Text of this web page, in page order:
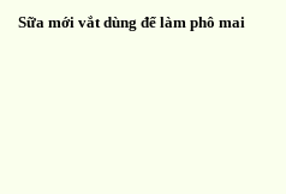
Sữa mới vắt dùng để làm phô mai